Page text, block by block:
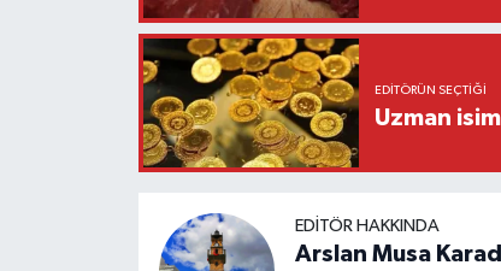
EDITÖRÜN SEÇTIĞI
Uzman
EDITÖR HAKKINDA
Arslan Musa